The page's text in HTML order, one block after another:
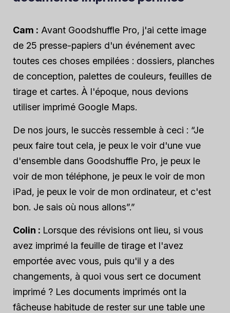
Cam : Avant Goodshuffle Pro, j'ai cette image
de 25 presse-papiers d'un événement avec
toutes ces choses empilées : dossiers, planches
de conception, palettes de couleurs, feuilles de
tirage et cartes. À l'époque, nous devions
utiliser imprimé Google Maps.
De nos jours, le succès ressemble à ceci : “Je
peux faire tout cela, je peux le voir d'une vue
d'ensemble dans Goodshuffle Pro, je peux le
voir de mon téléphone, je peux le voir de mon
iPad, je peux le voir de mon ordinateur, et c'est
bon. Je sais où nous allons”.”
Colin : Lorsque des révisions ont lieu, si vous
avez imprimé la feuille de tirage et l'avez
emportée avec vous, puis qu'il y a des
changements, à quoi vous sert ce document
imprimé ? Les documents imprimés ont la
fâcheuse habitude de rester sur une table une